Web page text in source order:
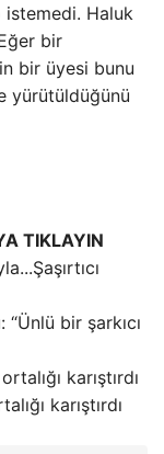
istemedi. Haluk
bir
bir üyesi bunu
yürütüldüğünü
TIKLAYIN
Şaşırtıcı
bir şarkıcı
karıştırdı